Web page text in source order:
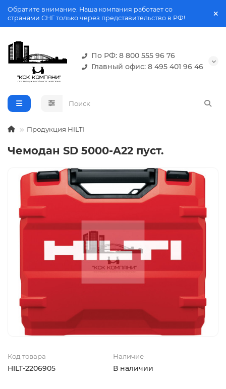
Обратите внимание. Наша компания работает со
странами СНГ только через представительство в РФ!
По РФ: 8 800 555 96 76
Главный офис: 8 495 401 96 46
Продукция HILTI
Чемодан SD 5000-A22 пуст.
Код товара
HILT-2206905
Наличие
В наличии